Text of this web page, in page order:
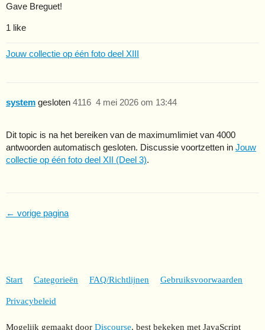
Gave Breguet!
1 like
Jouw collectie op één foto deel XIII
system gesloten 4 mei 2026 om 13:44
4116
Dit topic is na het bereiken van de maximumlimiet van 4000
antwoorden automatisch gesloten. Discussie voortzetten in Jouw
collectie op één foto deel XII (Deel 3).
← vorige pagina
Start Categorieën FAQ/Richtlijnen Gebruiksvoorwaarden
Privacybeleid
Mogelijk gemaakt door Discourse, best bekeken met JavaScript